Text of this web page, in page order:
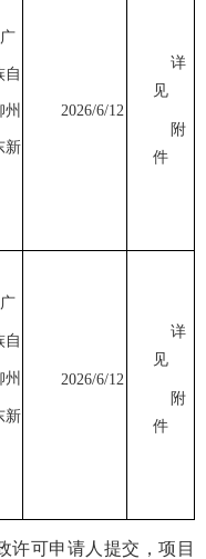
广
自
州
新
2026/6/12
详
见
附
件
广
自
州
新
2026/6/12
详
见
附
件
许可申请人提交，项目